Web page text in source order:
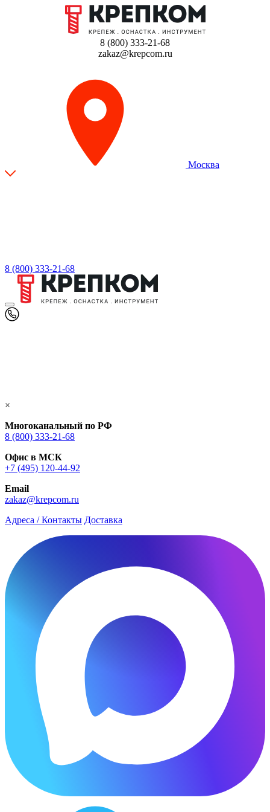
8 (800) 333-21-68
zakaz@krepcom.ru
Москва
8 (800) 333-21-68
×
Многоканальный по РФ
8 (800) 333‑21-68
Офис в МСК
+7 (495) 120-44-92
Email
zakaz@krepcom.ru
Адреса / Контакты Доставка